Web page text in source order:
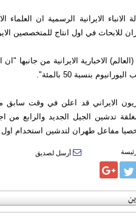
الانباء الايرانية الرسمية ان
للابحاث في اول انتاج للمتخصصين
الاخبارية الايرانية من
بنسبة 50 بالمئة".
الايراني قد اعلن في وقت
مغلقة تدشين الجيل الجديد والرابع
مفاعل طهران لتدشين استخدام اول دفعة
أرسل لصديق